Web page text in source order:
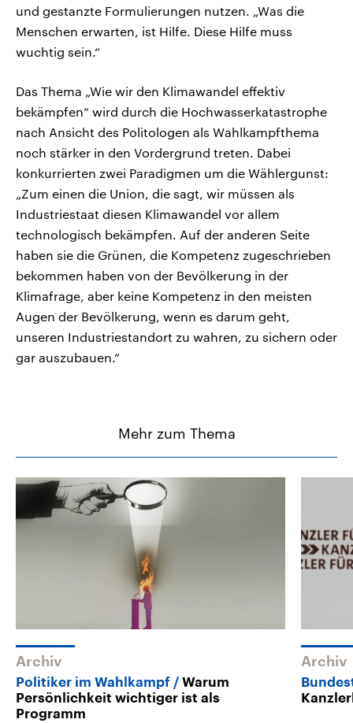
und gestanzte Formulierungen nutzen. „Was die
Menschen erwarten, ist Hilfe. Diese Hilfe muss
wuchtig sein.“
Das Thema „Wie wir den Klimawandel effektiv
bekämpfen“ wird durch die Hochwasserkatastrophe
nach Ansicht des Politologen als Wahlkampfthema
noch stärker in den Vordergrund treten. Dabei
konkurrierten zwei Paradigmen um die Wählergunst:
„Zum einen die Union, die sagt, wir müssen als
Industriestaat diesen Klimawandel vor allem
technologisch bekämpfen. Auf der anderen Seite
haben sie die Grünen, die Kompetenz zugeschrieben
bekommen haben von der Bevölkerung in der
Klimafrage, aber keine Kompetenz in den meisten
Augen der Bevölkerung, wenn es darum geht,
unseren Industriestandort zu wahren, zu sichern oder
gar auszubauen.“
Mehr zum Thema
Archiv
Politiker im Wahlkampf
Warum
Persönlichkeit wichtiger ist als
Programm
Archiv